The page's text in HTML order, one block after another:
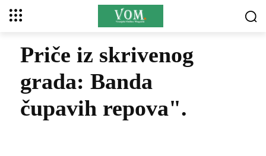
Priče iz skrivenog
grada: Banda
čupavih repova".